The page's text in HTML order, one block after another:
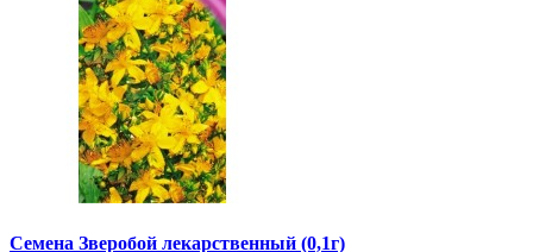
Семена Зверобой лекарственный (0,1г)